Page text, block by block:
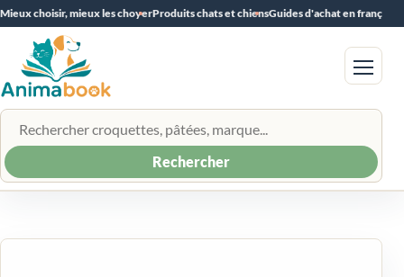
Mieux choisir, mieux les choyerProduits chats et chiensGuides d'achat en français
Rechercher un produit
Rechercher
Menu